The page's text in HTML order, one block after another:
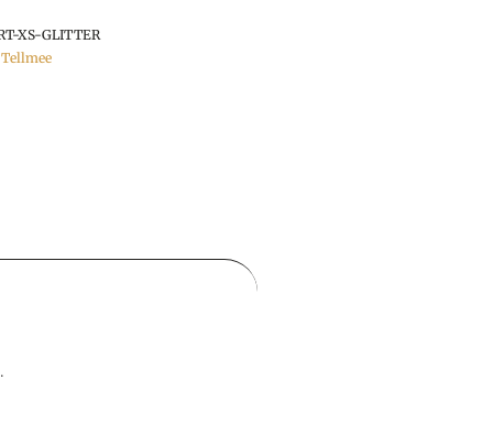
XS-GLITTER
Tellmee